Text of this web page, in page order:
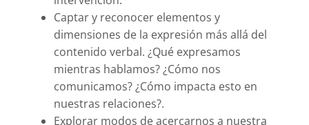
Captar y reconocer elementos y
dimensiones de la expresión más allá del
contenido verbal. ¿Qué expresamos
mientras hablamos? ¿Cómo nos
comunicamos? ¿Cómo impacta esto en
nuestras relaciones?.
Explorar modos de acercarnos a nuestra